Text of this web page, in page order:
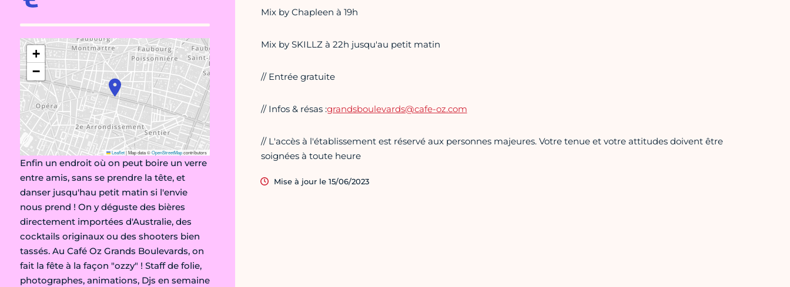
+
−
Leaflet|Map data ©OpenStreetMapcontributors
Enfin un endroit où on peut boire un verre
entre amis, sans se prendre la tête, et
danser jusqu'hau petit matin si l'envie
nous prend ! On y déguste des bières
directement importées d'Australie, des
cocktails originaux ou des shooters bien
tassés. Au Café Oz Grands Boulevards, on
fait la fête à la façon "ozzy" ! Staff de folie,
photographes, animations, Djs en semaine
Mix by Chapleen à 19h
Mix by SKILLZ à 22h jusqu'au petit matin
// Entrée gratuite
// Infos & résas :grandsboulevards@cafe-oz.com
// L'accès à l'établissement est réservé aux personnes majeures. Votre tenue et votre attitudes doivent être
soignées à toute heure
Mise à jour le 15/06/2023